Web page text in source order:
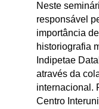
Neste
responsável
importância
historiografia
Indipetae
através da
internacional.
Centro